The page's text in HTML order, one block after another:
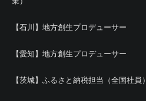
【石川】地方創生プロデューサー
【愛知】地方創生プロデューサー
【茨城】ふるさと納税担当（全国社員）